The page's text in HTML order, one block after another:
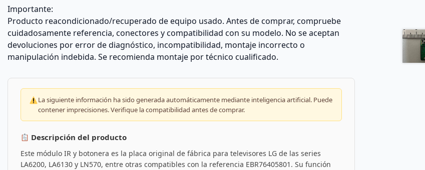
Importante:
Producto reacondicionado/recuperado de equipo usado. Antes de comprar, compruebe
cuidadosamente referencia, conectores y compatibilidad con su modelo. No se aceptan
devoluciones por error de diagnóstico, incompatibilidad, montaje incorrecto o
manipulación indebida. Se recomienda montaje por técnico cualificado.
La siguiente información ha sido generada automáticamente mediante inteligencia artificial. Puede
contener imprecisiones. Verifique la compatibilidad antes de comprar.
Descripción del producto
Este módulo IR y botonera es la placa original de fábrica para televisores LG de las series
LA6200, LA6130 y LN570, entre otras compatibles con la referencia EBR76405801. Su función